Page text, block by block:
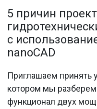
5 причин
с
nanoCAD
Приглашаем принять
котором мы
функционал двух